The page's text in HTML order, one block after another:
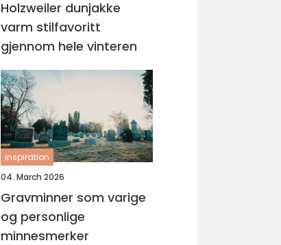
Holzweiler dunjakke
varm stilfavoritt
gjennom hele vinteren
inspiration
04. March 2026
Gravminner som varige
og personlige
minnesmerker